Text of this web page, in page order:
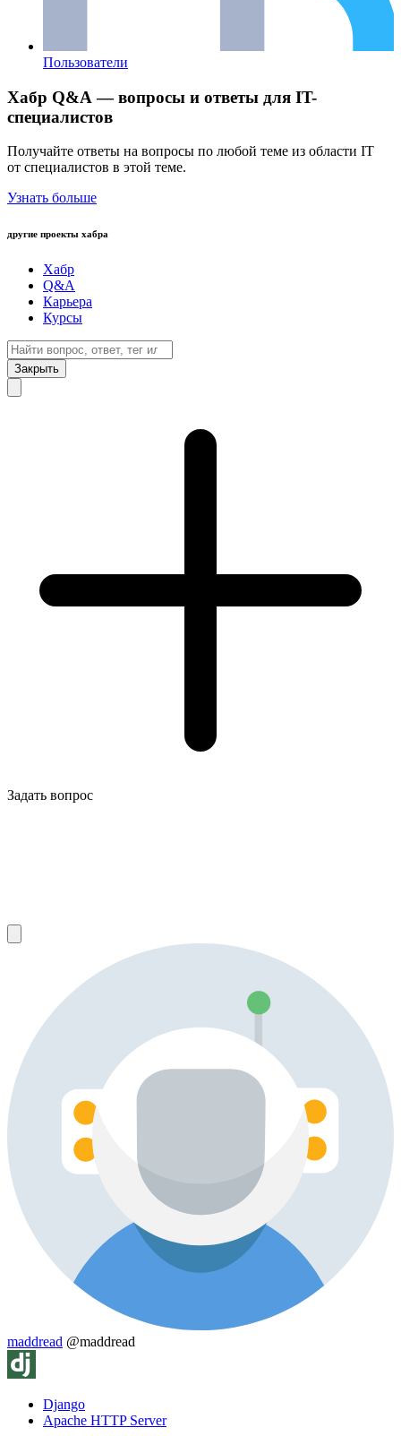
Пользователи
Хабр Q&A — вопросы и ответы для IT-
специалистов
Получайте ответы на вопросы по любой теме из области IT
от специалистов в этой теме.
Узнать больше
другие проекты хабра
Хабр
Q&A
Карьера
Курсы
Закрыть
Задать вопрос
maddread @maddread
Django
Apache HTTP Server